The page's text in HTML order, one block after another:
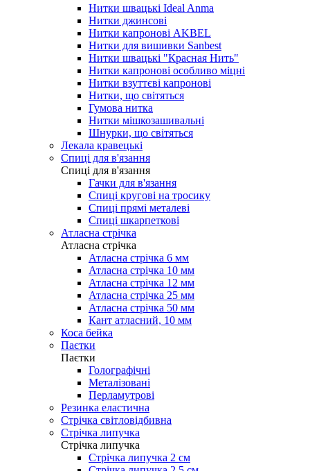
Нитки швацькі Ideal Anma
Нитки джинсові
Нитки капронові AKBEL
Нитки для вишивки Sanbest
Нитки швацькі "Красная Нить"
Нитки капронові особливо міцні
Нитки взуттєві капронові
Нитки, що світяться
Гумова нитка
Нитки мішкозашивальні
Шнурки, що світяться
Лекала кравецькі
Cпиці для в'язання
Cпиці для в'язання
Гачки для в'язання
Спиці кругові на тросику
Спиці прямі металеві
Спиці шкарпеткові
Атласна стрічка
Атласна стрічка
Атласна стрічка 6 мм
Атласна стрічка 10 мм
Атласна стрічка 12 мм
Атласна стрічка 25 мм
Атласна стрічка 50 мм
Кант атласний, 10 мм
Коса бейка
Паєтки
Паєтки
Голографічні
Металізовані
Перламутрові
Резинка еластична
Стрічка світловідбивна
Стрічка липучка
Стрічка липучка
Стрічка липучка 2 см